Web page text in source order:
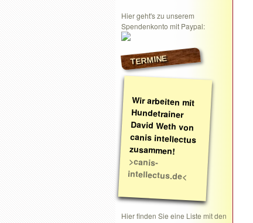
Hier geht's zu unserem
Spendenkonto mit Paypal:
TERMINE
Wir arbeiten mit
Hundetrainer
David Weth von
canis intellectus
zusammen!
>canis-
intellectus.de<
Hier finden Sie eine Liste mit den